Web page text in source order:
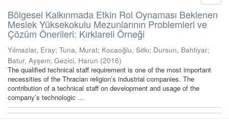
Bölgesel Kalkınmada Etkin Rol Oynaması Beklenen
Meslek Yüksekokulu Mezunlarının Problemleri ve
Çözüm Önerileri: Kırklareli Örneği
Yılmazlar, Eray; Tuna, Murat; Kocaoğlu, Sıtkı; Dursun, Bahtiyar;
Batur, Ayşem; Gezici, Harun (2016)
The qualified technical staff requirement is one of the most important
necessities of the Thracian religion’s industrial companies. The
contribution of a technical staff on development and usage of the
company’s technologic ...